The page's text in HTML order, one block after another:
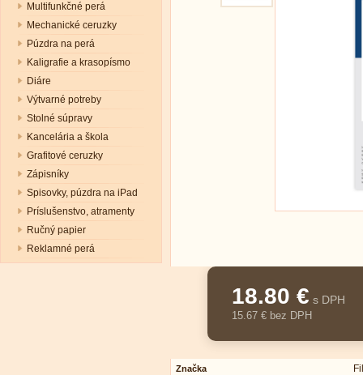
Multifunkčné perá
Mechanické ceruzky
Púzdra na perá
Kaligrafie a krasopísmo
Diáre
Výtvarné potreby
Stolné súpravy
Kancelária a škola
Grafitové ceruzky
Zápisníky
Spisovky, púzdra na iPad
Príslušenstvo, atramenty
Ručný papier
Reklamné perá
18.80 € s DPH
15.67 € bez DPH
Značka